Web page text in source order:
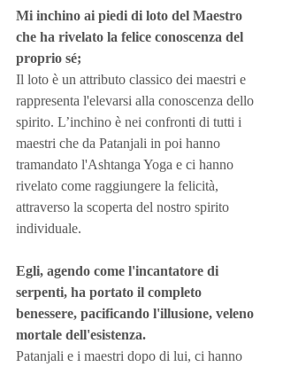
Mi inchino ai piedi di loto del Maestro
che ha rivelato la felice conoscenza del
proprio sé;
Il loto è un attributo classico dei maestri e
rappresenta l'elevarsi alla conoscenza dello
spirito. L’inchino è nei confronti di tutti i
maestri che da Patanjali in poi hanno
tramandato l'Ashtanga Yoga e ci hanno
rivelato come raggiungere la felicità,
attraverso la scoperta del nostro spirito
individuale.
Egli, agendo come l'incantatore di
serpenti, ha portato il completo
benessere, pacificando l'illusione, veleno
mortale dell'esistenza.
Patanjali e i maestri dopo di lui, ci hanno